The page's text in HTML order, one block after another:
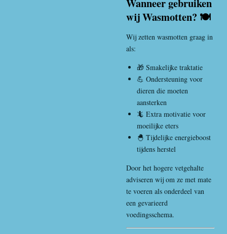
Wanneer gebruiken
wij Wasmotten? 🍽️
Wij zetten wasmotten graag in
als:
🎁 Smakelijke traktatie
💪 Ondersteuning voor
dieren die moeten
aansterken
🦎 Extra motivatie voor
moeilijke eters
🐣 Tijdelijke energieboost
tijdens herstel
Door het hogere vetgehalte
adviseren wij om ze met mate
te voeren als onderdeel van
een gevarieerd
voedingsschema.